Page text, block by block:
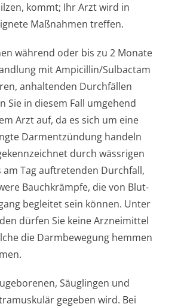
kommt; Ihr Arzt wird in
Maßnahmen treffen.
während oder bis zu 2 Monate
mit Ampicillin/Sul­bactam
anhaltenden Durchfällen
Sie in diesem Fall umgehend
Arzt auf, da es sich um eine
Darmentzündung handeln
durch wässrigen
Tag auftretenden Durchfall,
Bauchkrämpfe, die von Blut-
begleitet sein können. Unter
dürfen Sie keine Arzneimittel
die Darmbewegung hemmen
Säuglingen und
gegeben wird. Bei